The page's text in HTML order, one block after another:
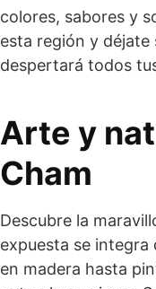
colores, sabores y
esta región y
despertará todos
Arte y
Cham
Descubre la
expuesta se
en madera hasta